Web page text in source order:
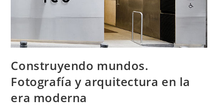
Construyendo mundos.
Fotografía y arquitectura en la
era moderna